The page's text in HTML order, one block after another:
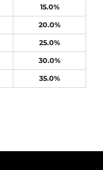
15.0%
20.0%
25.0%
30.0%
35.0%